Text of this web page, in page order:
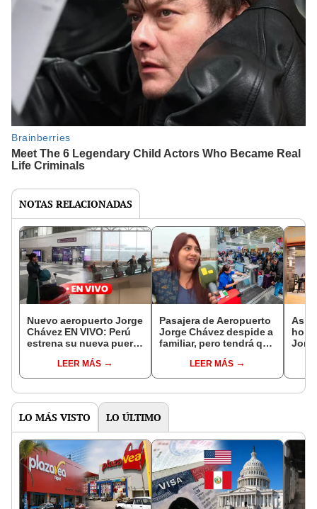
NOTAS RELACIONADAS
Nuevo aeropuerto Jorge
Chávez EN VIVO: Perú
estrena su nueva puerta
moderna infraestructura
LEER MÁS
Pasajera de Aeropuerto
Jorge Chávez despide a
familiar, pero tendrá que
terminal: "No sé cómo
llegar"
LEER MÁS
Así
LO MÁS VISTO LO ÚLTIMO